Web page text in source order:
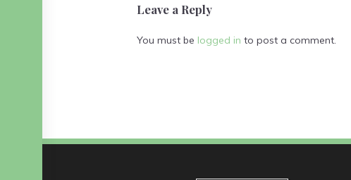
Leave a Reply
You must be logged in to post a comment.